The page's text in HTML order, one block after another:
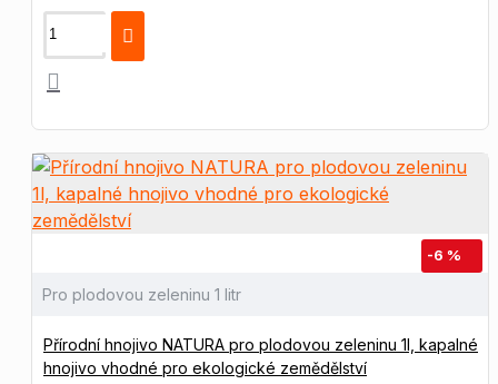
-6 %
Pro plodovou zeleninu 1 litr
Přírodní hnojivo NATURA pro plodovou zeleninu 1l, kapalné
hnojivo vhodné pro ekologické zemědělství